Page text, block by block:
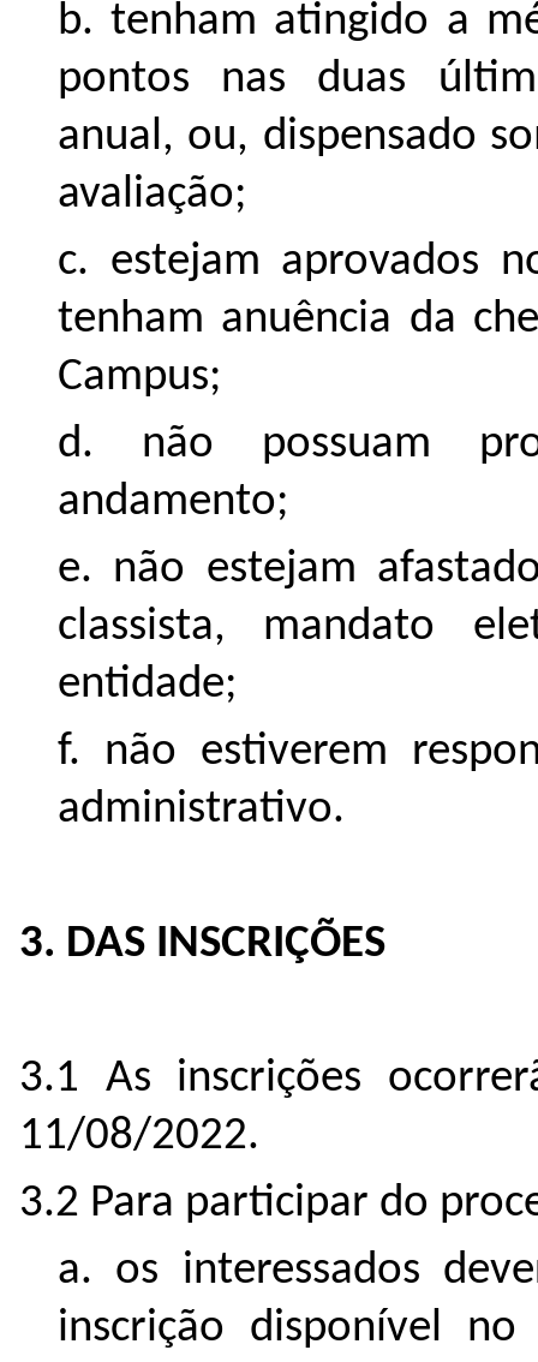
b. tenham atingido a
pontos nas duas
anual, ou, dispensado
avaliação;
c. estejam aprovados
tenham anuência da
Campus;
d. não possuam
andamento;
e. não estejam
classista, mandato
entidade;
f. não estiverem
administrativo.
3. DAS INSCRIÇÕES
3.1 As inscrições
11/08/2022.
3.2 Para participar do
a. os interessados
inscrição disponível